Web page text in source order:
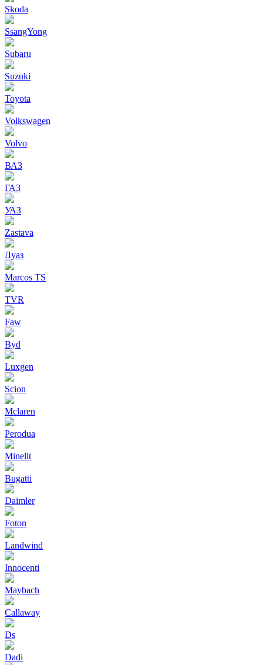
Skoda
SsangYong
Subaru
Suzuki
Toyota
Volkswagen
Volvo
ВАЗ
ГАЗ
УАЗ
Zastava
Луаз
Marcos TS
TVR
Faw
Byd
Luxgen
Scion
Mclaren
Perodua
Minellt
Bugatti
Daimler
Foton
Landwind
Innocenti
Maybach
Callaway
Ds
Dadi